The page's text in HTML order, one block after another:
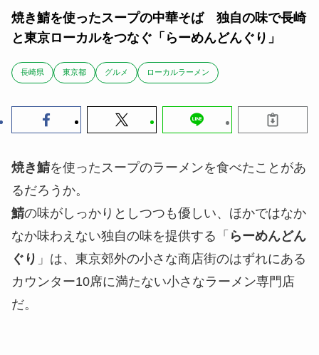
焼き鯖を使ったスープの中華そば 独自の味で長崎
と東京ローカルをつなぐ「らーめんどんぐり」
長崎県 東京都 グルメ ローカルラーメン
焼き鯖を使ったスープのラーメンを食べたことがあ
るだろうか。
鯖の味がしっかりとしつつも優しい、ほかではなか
なか味わえない独自の味を提供する「 らーめんどん
ぐり 」は、東京郊外の小さな商店街のはずれにある
カウンター10席に満たない小さなラーメン専門店
だ。